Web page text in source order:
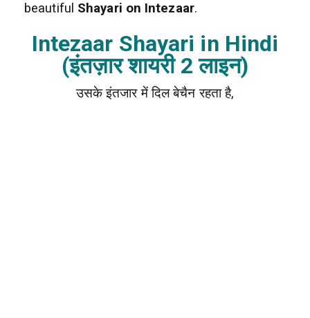
beautiful Shayari on Intezaar.
Intezaar Shayari in Hindi
(इंतज़ार शायरी 2 लाइन)
उसके इंतजार में दिल बेचैन रहता है,